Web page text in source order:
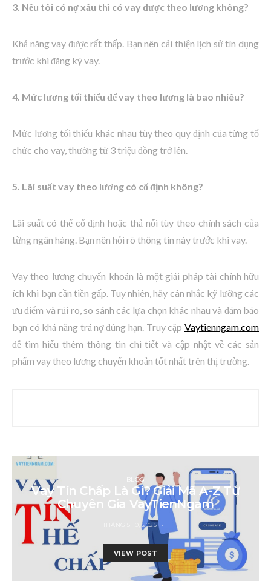
3. Nếu tôi có nợ xấu thì có vay được theo lương không?
Khả năng vay được rất thấp. Bạn nên cải thiện lịch sử tín dụng
trước khi đăng ký vay.
4. Mức lương tối thiểu để vay theo lương là bao nhiêu?
Mức lương tối thiểu khác nhau tùy theo quy định của từng tổ
chức cho vay, thường từ 3 triệu đồng trở lên.
5. Lãi suất vay theo lương có cố định không?
Lãi suất có thể cố định hoặc thả nổi tùy theo chính sách của
từng ngân hàng. Bạn nên hỏi rõ thông tin này trước khi vay.
Vay theo lương chuyển khoản là một giải pháp tài chính hữu
ích khi bạn cần tiền gấp. Tuy nhiên, hãy cân nhắc kỹ lưỡng các
ưu điểm và rủi ro, so sánh các lựa chọn khác nhau và đảm bảo
bạn có khả năng trả nợ đúng hạn. Truy cập Vaytienngam.com
để tìm hiểu thêm thông tin chi tiết và cập nhật về các sản
phẩm vay theo lương chuyển khoản tốt nhất trên thị trường.
BLOG
Vay Tín Chấp Là Gì? Giải Mã A-Z Từ
Chuyên Gia VayTienNgam
THÁNG 5 10, 2025
VIEW POST